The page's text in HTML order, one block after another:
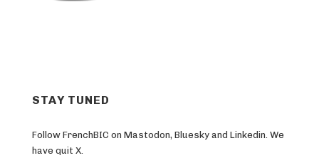
STAY TUNED
Follow FrenchBIC on Mastodon, Bluesky and Linkedin. We
have quit X.